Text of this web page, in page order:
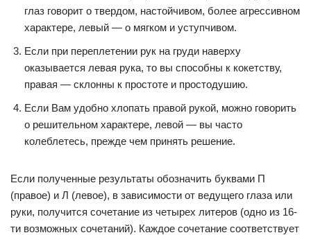
глаз говорит о твердом, настойчивом, более агрессивном
характере, левый — о мягком и уступчивом.
Если при переплетении рук на груди наверху
оказывается левая рука, то вы способны к кокетству,
правая — склонны к простоте и простодушию.
Если Вам удобно хлопать правой рукой, можно говорить
о решительном характере, левой — вы часто
колеблетесь, прежде чем принять решение.
Если полученные результаты обозначить буквами П
(правое) и Л (левое), в зависимости от ведущего глаза или
руки, получится сочетание из четырех литеров (одно из 16-
ти возможных сочетаний). Каждое сочетание соответствует